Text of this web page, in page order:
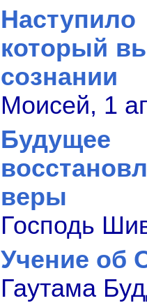
который
сознании
Моисей, 1
веры
Господь
Учение об
Гаутама